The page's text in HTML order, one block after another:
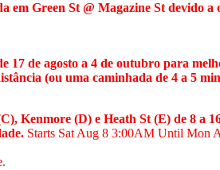
em Green St @ Magazine St devido
de agosto a 4 de outubro para
(ou uma caminhada de 4 a 5
Kenmore (D) e Heath St (E) de 8 a
Starts Sat Aug 8 3:00AM Until Mon